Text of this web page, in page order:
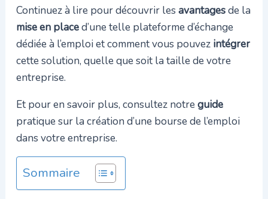
Continuez à lire pour découvrir les avantagesde la
mise en placed’une telle plateforme d’échange
dédiée à l’emploi et comment vous pouvez intégrer
cette solution, quelle que soit la taille de votre
entreprise.
Et pour en savoir plus, consultez notreguide
pratique sur la création d’une bourse de l’emploi
dans votre entreprise.
Sommaire